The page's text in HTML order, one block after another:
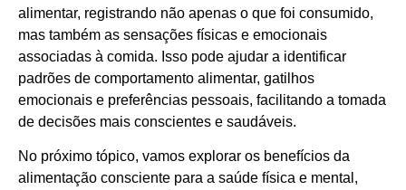
alimentar, registrando não apenas o que foi consumido,
mas também as sensações físicas e emocionais
associadas à comida. Isso pode ajudar a identificar
padrões de comportamento alimentar, gatilhos
emocionais e preferências pessoais, facilitando a tomada
de decisões mais conscientes e saudáveis.
No próximo tópico, vamos explorar os benefícios da
alimentação consciente para a saúde física e mental,